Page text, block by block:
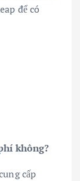
để có
không?
cấp